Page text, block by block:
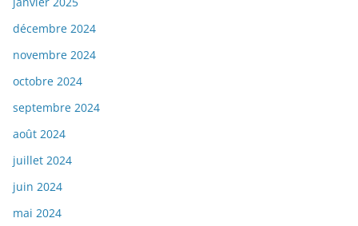
décembre 2024
novembre 2024
octobre 2024
septembre 2024
août 2024
juillet 2024
juin 2024
mai 2024